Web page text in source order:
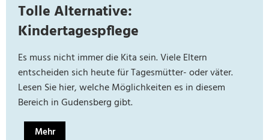
Tolle Alternative:
Kindertagespflege
Es muss nicht immer die Kita sein. Viele Eltern
entscheiden sich heute für Tagesmütter- oder väter.
Lesen Sie hier, welche Möglichkeiten es in diesem
Bereich in Gudensberg gibt.
Mehr